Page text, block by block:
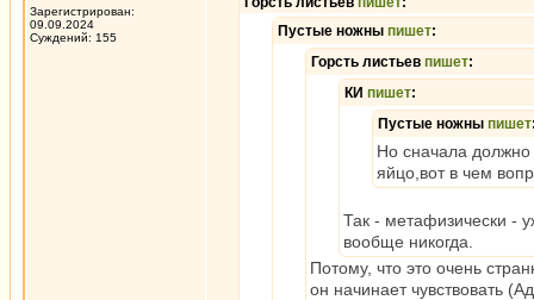
Зарегистрирован:
09.09.2024
Суждений: 155
Пустые ножны пишет:
Горсть листьев пишет:
КИ пишет:
Пустые ножны пишет
Но сначала
яйцо,вот в чем
Так - метафизически -
вообще никогда.
Потому, что это очень
он начинает чувствовать